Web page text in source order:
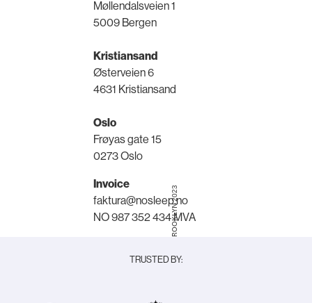
Møllendalsveien 1
5009 Bergen
Kristiansand
Østerveien 6
4631 Kristiansand
Oslo
Frøyas gate 15
0273 Oslo
Invoice
faktura@nosleep.no
NO 987 352 434 MVA
© NOSLEEPTILLBROOKLYN 2023
TRUSTED BY: